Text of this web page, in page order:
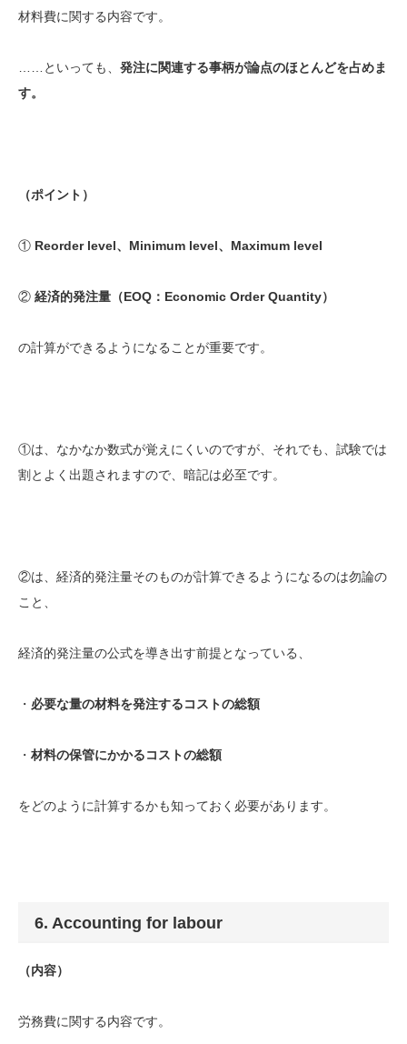
材料費に関する内容です。
……といっても、 発注に関連する事柄が論点のほとんどを占めま
す。
（ポイント）
① Reorder level、Minimum level、Maximum level
② 経済的発注量（EOQ：Economic Order Quantity）
の計算ができるようになることが重要です。
①は、なかなか数式が覚えにくいのですが、それでも、試験では
割とよく出題されますので、暗記は必至です。
②は、経済的発注量そのものが計算できるようになるのは勿論の
こと、
経済的発注量の公式を導き出す前提となっている、
・ 必要な量の材料を発注するコストの総額
・ 材料の保管にかかるコストの総額
をどのように計算するかも知っておく必要があります。
6. Accounting for labour
（内容）
労務費に関する内容です。